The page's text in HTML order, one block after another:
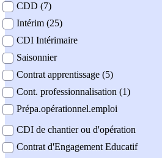
CDD (7)
Intérim (25)
CDI Intérimaire
Saisonnier
Contrat apprentissage (5)
Cont. professionnalisation (1)
Prépa.opérationnel.emploi
CDI de chantier ou d'opération
Contrat d'Engagement Educatif